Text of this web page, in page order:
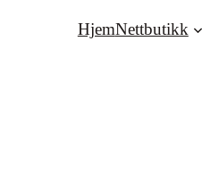
HjemNettbutikk